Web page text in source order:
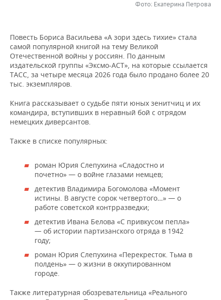
КИБЕРСПОРТ
ФИГУРНОЕ КАТАНИЕ
ХОККЕЙ С МЯЧОМ
КУЛЬТУРА
МЕДИЦИНА
ПРОИСШЕСТВИЯ
СПИСОК КОМПАНИЙ
Фото: Екатерина Петрова
Повесть Бориса Васильева «А зори здесь тихие» стала
самой популярной книгой на тему Великой
Отечественной войны у россиян. По данным
издательской группы «Эксмо-АСТ», на которые ссылается
ТАСС, за четыре месяца 2026 года было продано более 20
тыс. экземпляров.
Книга рассказывает о судьбе пяти юных зенитчиц и их
командира, вступивших в неравный бой с отрядом
немецких диверсантов.
Также в списке популярных:
роман Юрия Слепухина «Сладостно и
почетно» — о войне глазами немцев;
детектив Владимира Богомолова «Момент
истины. В августе сорок четвертого…» — о
работе советской контрразведки;
детектив Ивана Белова «С привкусом пепла»
— об истории партизанского отряда в 1942
году;
роман Юрия Слепухина «Перекресток. Тьма в
полдень» — о жизни в оккупированном
городе.
Также литературная обозревательница «Реального